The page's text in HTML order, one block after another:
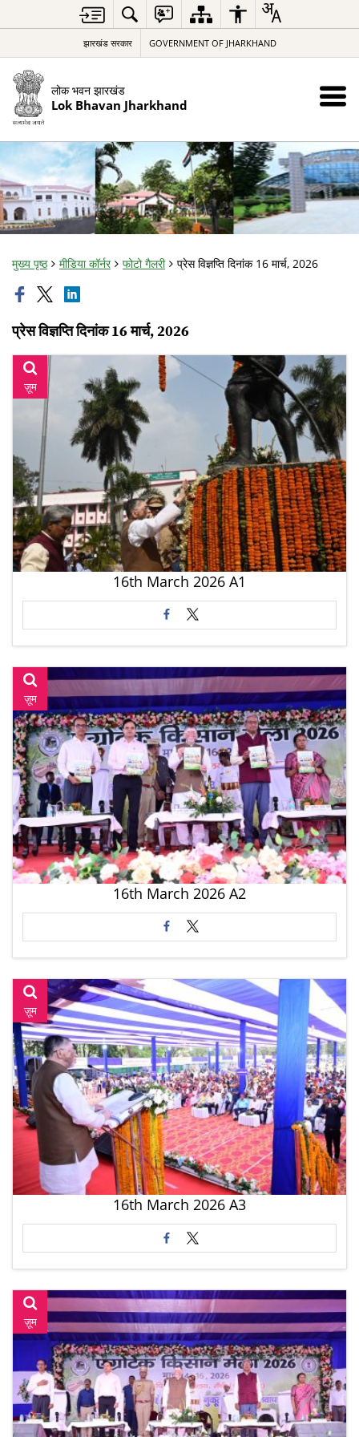
झारखंड सरकार GOVERNMENT OF JHARKHAND
लोक भवन झारखंड
Lok Bhavan Jharkhand
मुख्य पृष्ठ मीडिया कॉर्नर फोटो गैलरी प्रेस विज्ञप्ति दिनांक 16 मार्च, 2026
प्रेस विज्ञप्ति दिनांक 16 मार्च, 2026
ज़ूम
16th March 2026 A1
ज़ूम
16th March 2026 A2
ज़ूम
16th March 2026 A3
ज़ूम